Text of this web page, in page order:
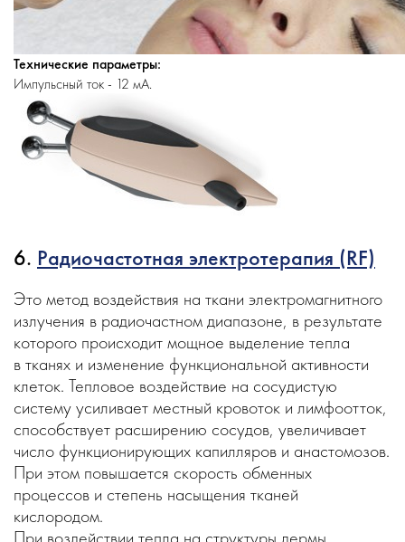
Технические параметры:
Импульсный ток - 12 мА.
6. Радиочастотная электротерапия (RF)
Это метод воздействия на ткани электромагнитного
излучения в радиочастном диапазоне, в результате
которого происходит мощное выделение тепла
в тканях и изменение функциональной активности
клеток. Тепловое воздействие на сосудистую
систему усиливает местный кровоток и лимфоотток,
способствует расширению сосудов, увеличивает
число функционирующих капилляров и анастомозов.
При этом повышается скорость обменных
процессов и степень насыщения тканей
кислородом.